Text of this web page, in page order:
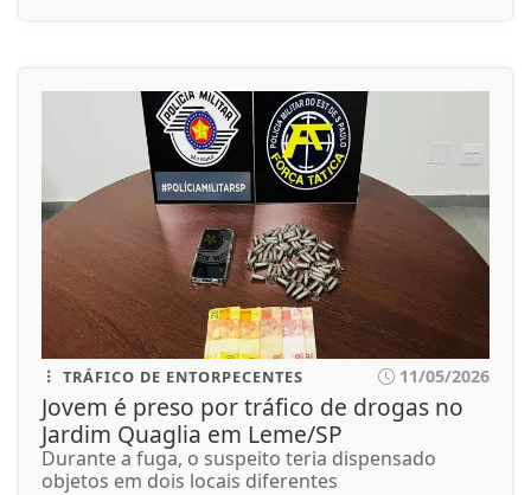
TRÁFICO DE ENTORPECENTES 11/05/2026
Jovem é preso por tráfico de drogas no
Jardim Quaglia em Leme/SP
Durante a fuga, o suspeito teria dispensado
objetos em dois locais diferentes